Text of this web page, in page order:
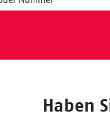
Haben